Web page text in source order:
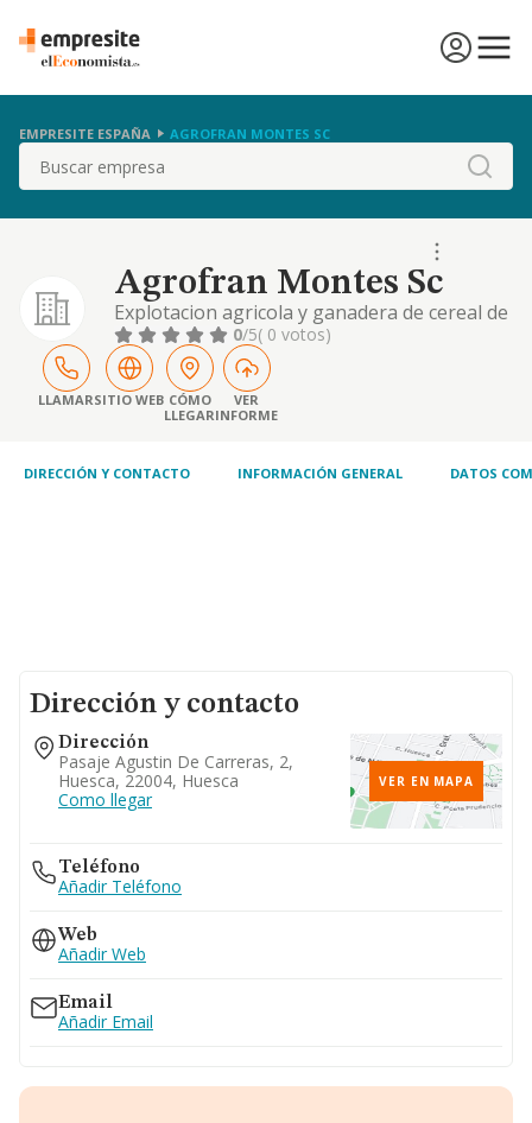
EMPRESITE ESPAÑA AGROFRAN MONTES SC
Buscar
Agrofran Montes Sc
Explotacion agricola y ganadera de cereal de
secano y ganado bovino
0/5( 0 votos)
LLAMARSITIO WEB CÓMO
LLEGAR
VER
INFORME
DIRECCIÓN Y CONTACTO INFORMACIÓN GENERAL DATOS
Dirección y contacto
Dirección
Pasaje Agustin De Carreras, 2,
Huesca, 22004, Huesca
Como llegar
VER EN MAPA
Teléfono
Añadir Teléfono
Web
Añadir Web
Email
Añadir Email